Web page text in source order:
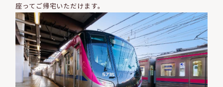
座ってご帰宅いただけます。